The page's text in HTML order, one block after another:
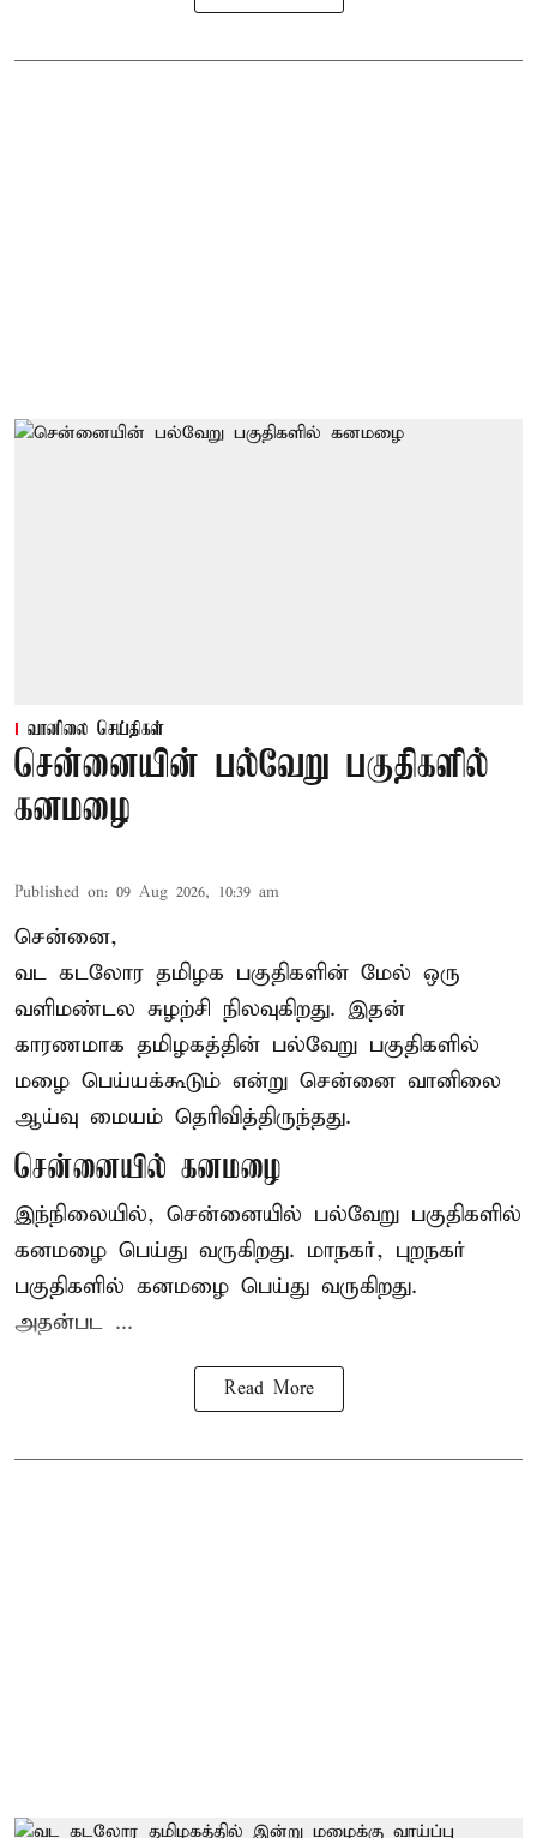
வானிலை செய்திகள்
சென்னையின் பல்வேறு பகுதிகளில்
கனமழை
Published on: 09 Aug 2026, 10:39 am
சென்னை,
வட கடலோர தமிழக பகுதிகளின் மேல் ஒரு
வளிமண்டல சுழற்சி நிலவுகிறது. இதன்
காரணமாக தமிழகத்தின் பல்வேறு பகுதிகளில்
மழை பெய்யக்கூடும் என்று சென்னை வானிலை
ஆய்வு மையம் தெரிவித்திருந்தது.
சென்னையில் கனமழை
இந்நிலையில், சென்னையில் பல்வேறு பகுதிகளில்
கனமழை பெய்து வருகிறது. மாநகர், புறநகர்
பகுதிகளில் கனமழை பெய்து வருகிறது.
அதன்பட ...
Read More